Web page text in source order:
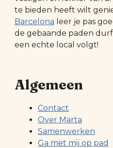
te bieden heeft wilt
Barcelona leer je pas
de gebaande paden
een echte local volgt!
Algemeen
Contact
Over Marta
Samenwerken
Ga met mij op pad